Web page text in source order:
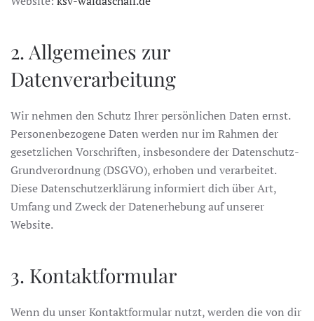
2. Allgemeines zur
Datenverarbeitung
Wir nehmen den Schutz Ihrer persönlichen Daten ernst.
Personenbezogene Daten werden nur im Rahmen der
gesetzlichen Vorschriften, insbesondere der Datenschutz-
Grundverordnung (DSGVO), erhoben und verarbeitet.
Diese Datenschutzerklärung informiert dich über Art,
Umfang und Zweck der Datenerhebung auf unserer
Website.
3. Kontaktformular
Wenn du unser Kontaktformular nutzt, werden die von dir